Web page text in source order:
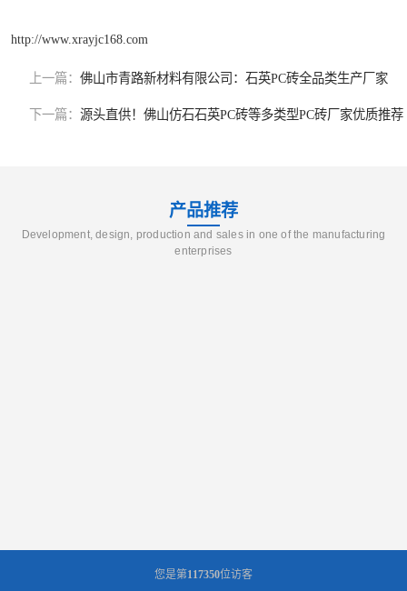
http://www.xrayjc168.com
上一篇： 佛山市青路新材料有限公司：石英PC砖全品类生产厂家
下一篇： 源头直供！佛山仿石石英PC砖等多类型PC砖厂家优质推荐
产品推荐
Development, design, production and sales in one of the manufacturing
enterprises
您是第117350位访客